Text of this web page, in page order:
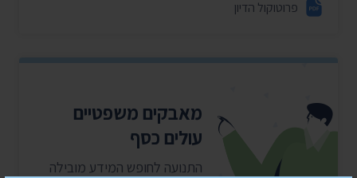
פרוטוקול הדיון
מאבקים משפטיים
עולים כסף
התנועה לחופש המידע מובילה